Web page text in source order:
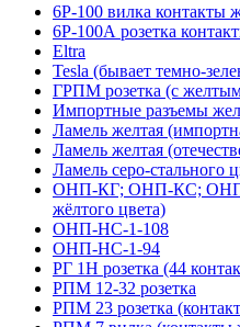
6Р-100 вилка контакты
6Р-100А розетка
Eltra
Tesla (бывает темно-
ГРПМ розетка (с
Импортные разъемы
Ламель желтая
Ламель желтая
Ламель серо-стального
ОНП-КГ; ОНП-КС;
жёлтого цвета)
ОНП-НС-1-108
ОНП-НС-1-94
РГ 1Н розетка (44
РПМ 12-32 розетка
РПМ 23 розетка